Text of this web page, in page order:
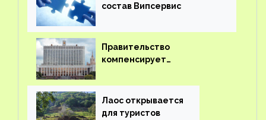
состав Випсервис
Правительство
компенсирует
вывоз россиян из-за рубежа
Лаос открывается
для туристов